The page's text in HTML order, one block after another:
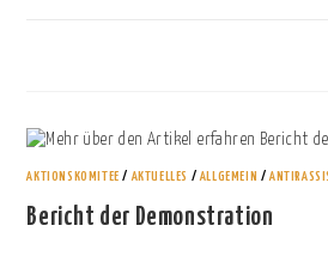
AKTIONSKOMITEE /AKTUELLES /ALLGEMEIN /
Bericht der Demonstration